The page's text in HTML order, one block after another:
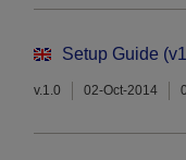
Setup Guide
v.1.0 02-Oct-2014